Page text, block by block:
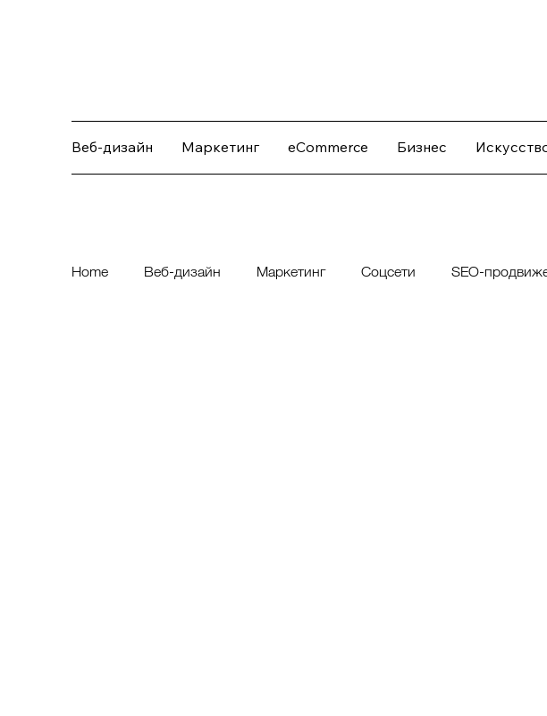
Веб-дизайн Маркетинг eCommerce Бизнес
Home Веб-дизайн Маркетинг Соцсети SEO-